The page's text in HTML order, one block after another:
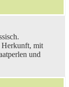
Herkunft, mit
und